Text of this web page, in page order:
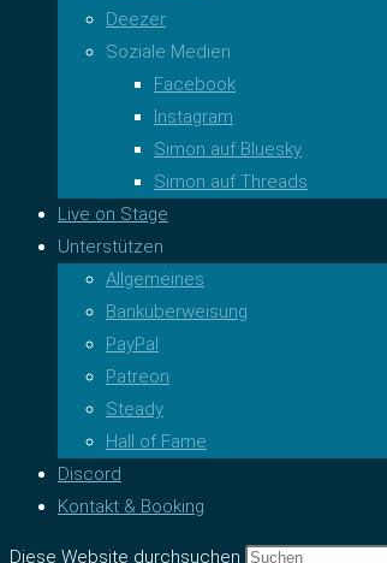
Deezer
Soziale Medien
Facebook
Instagram
Simon auf Bluesky
Simon auf Threads
Live on Stage
Unterstützen
Allgemeines
Banküberweisung
PayPal
Patreon
Steady
Hall of Fame
Discord
Kontakt & Booking
Diese Website durchsuchen